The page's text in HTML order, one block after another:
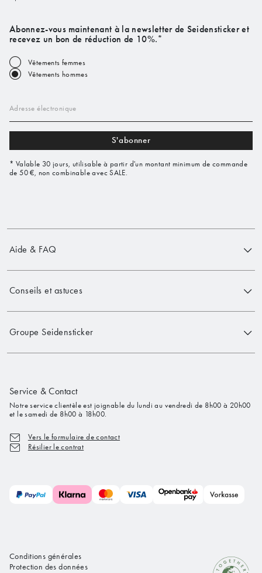
Abonnez-vous maintenant à la newsletter de Seidensticker et
recevez un bon de réduction de 10%.*
Vêtements femmes
Vêtements hommes
Adresse électronique
S'abonner
* Valable 30 jours, utilisable à partir d'un montant minimum de commande
de 50 €, non combinable avec SALE.
Aide & FAQ
Conseils et astuces
Groupe Seidensticker
Service & Contact
Notre service clientèle est joignable du lundi au vendredi de 8h00 à 20h00
et le samedi de 8h00 à 18h00.
Vers le formulaire de contact
Résilier le contrat
Conditions générales
Protection des données